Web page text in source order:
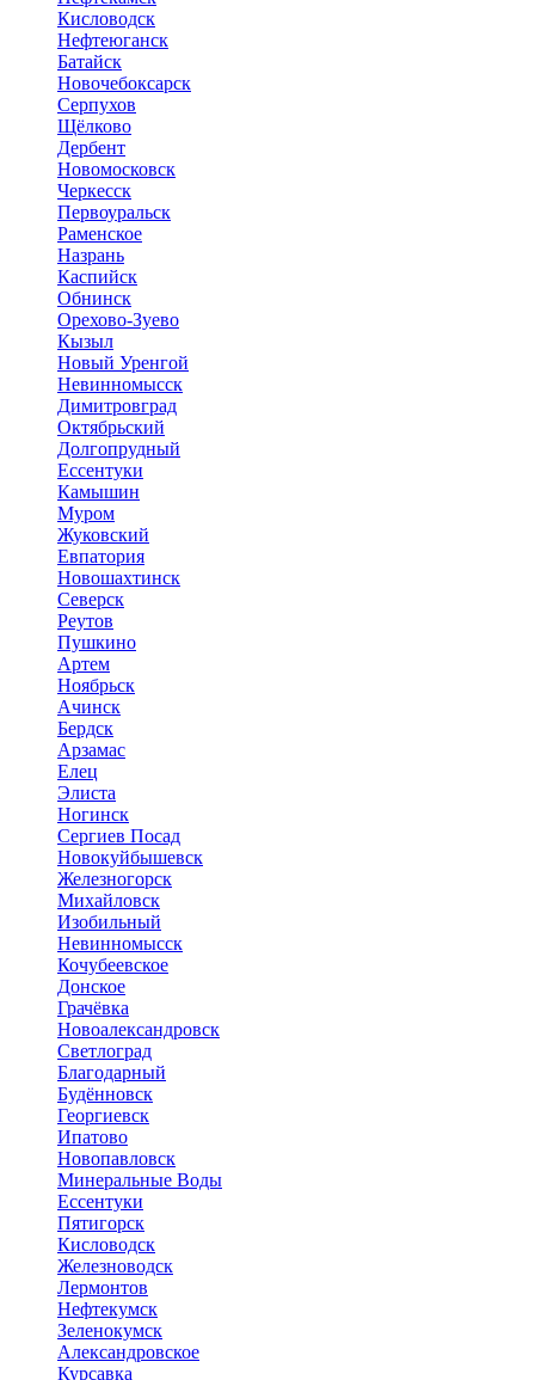
Кисловодск
Нефтеюганск
Батайск
Новочебоксарск
Серпухов
Щёлково
Дербент
Новомосковск
Черкесск
Первоуральск
Раменское
Назрань
Каспийск
Обнинск
Орехово-Зуево
Кызыл
Новый Уренгой
Невинномысск
Димитровград
Октябрьский
Долгопрудный
Ессентуки
Камышин
Муром
Жуковский
Евпатория
Новошахтинск
Северск
Реутов
Пушкино
Артем
Ноябрьск
Ачинск
Бердск
Арзамас
Елец
Элиста
Ногинск
Сергиев Посад
Новокуйбышевск
Железногорск
Михайловск
Изобильный
Невинномысск
Кочубеевское
Донское
Грачёвка
Новоалександровск
Светлоград
Благодарный
Будённовск
Георгиевск
Ипатово
Новопавловск
Минеральные Воды
Ессентуки
Пятигорск
Кисловодск
Железноводск
Лермонтов
Нефтекумск
Зеленокумск
Александровское
Курсавка